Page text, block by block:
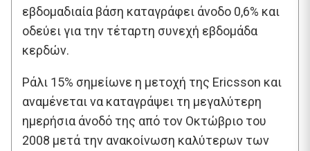
εβδομαδιαία βάση καταγράφει άνοδο 0,6% και
οδεύει για την τέταρτη συνεχή εβδομάδα
κερδών.
Ράλι 15% σημείωνε η μετοχή της Ericsson και
αναμένεται να καταγράψει τη μεγαλύτερη
ημερήσια άνοδό της από τον Οκτώβριο του
2008 μετά την ανακοίνωση καλύτερων των